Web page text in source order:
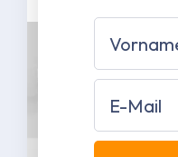
Vorname
Email